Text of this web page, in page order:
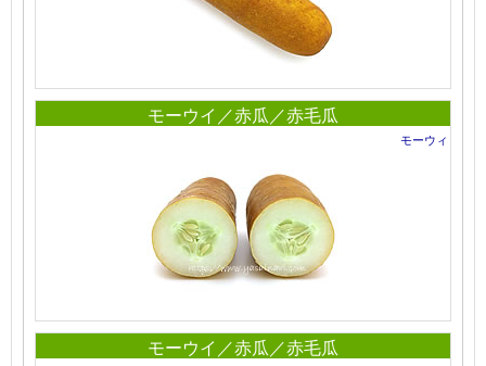
モーウイ／赤瓜／赤毛瓜
モーウィ
モーウイ／赤瓜／赤毛瓜